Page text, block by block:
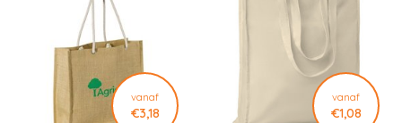
vanaf
€3,18
vanaf
€1,08